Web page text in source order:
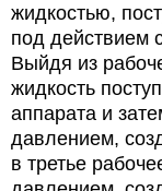
жидкостью,
под действием
Выйдя из
жидкость
аппарата и
давлением,
в третье